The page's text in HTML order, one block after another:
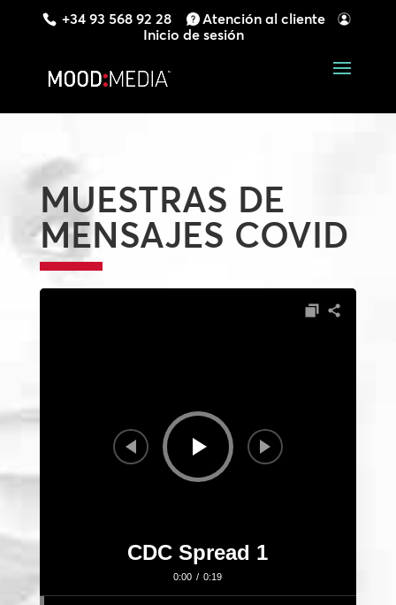
+34 93 568 92 28
Atención al cliente
Inicio de sesión
MUESTRAS DE
MENSAJES COVID
Reproductor
CDC Spread 1
0:00 / 0:19